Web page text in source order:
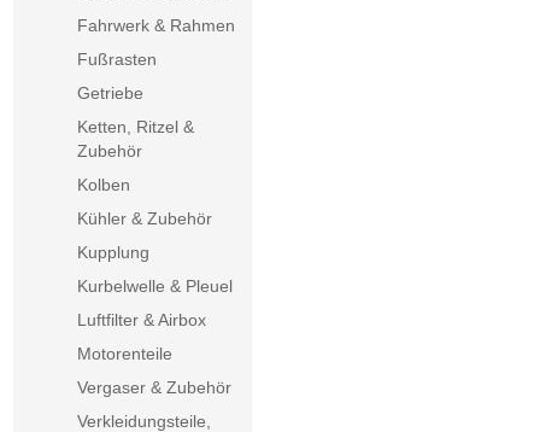
Fahrwerk & Rahmen
Fußrasten
Getriebe
Ketten, Ritzel &
Zubehör
Kolben
Kühler & Zubehör
Kupplung
Kurbelwelle & Pleuel
Luftfilter & Airbox
Motorenteile
Vergaser & Zubehör
Verkleidungsteile,